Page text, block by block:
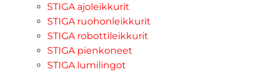
STIGA ajoleikkurit
STIGA ruohonleikkurit
STIGA robottileikkurit
STIGA pienkoneet
STIGA lumilingot